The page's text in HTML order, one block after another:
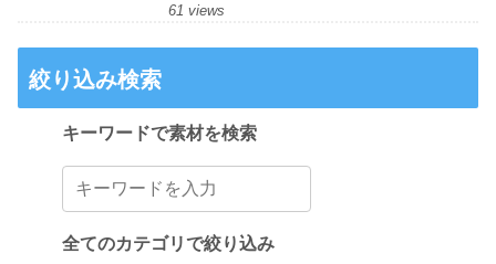
61 views
絞り込み検索
キーワードで素材を検索
全てのカテゴリで絞り込み